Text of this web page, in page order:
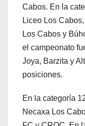
Cabos. En la
Liceo Los
Los Cabos y
el campeonato
Joya, Barzita y
posiciones.
En la categoría
Necaxa Los